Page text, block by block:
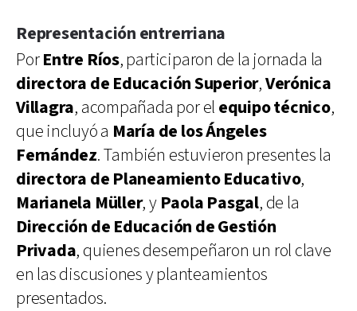
Representación entrerriana
PorEntre Ríos, participaron de la jornada la
directora de Educación Superior,Verónica
Villagra, acompañada por el equipo técnico,
que incluyó a María de los Ángeles
Fernández. También estuvieron presentes la
directora de Planeamiento Educativo,
Marianela Müller, y Paola Pasgal, de la
Dirección de Educación de Gestión
Privada, quienes desempeñaron un rol clave
en las discusiones y planteamientos
presentados.